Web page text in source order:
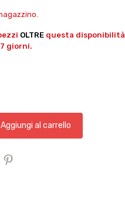
OLTRE questa
giorni.
Aggiungi al carrello